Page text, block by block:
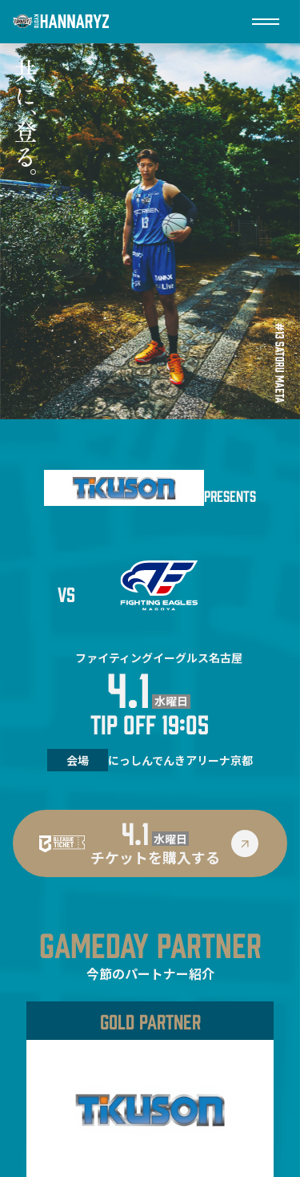
EVENTS
イベント
PLAYERS
選手紹介
TIME SCHEDULE
タイムスケジュール
TICKETS
チケット
FOOD
フード
GOODS
グッズ
CHEER DANCER
ACCESS
PRESENTS
VS
ファイティングイーグルス名古屋
4.1 水曜日
TIP OFF 19:05
会場 にっしんでんきアリーナ京都
4.1 水曜日
チケットを購入する
GAMEDAY PARTNER
今節のパートナー紹介
GOLD PARTNER